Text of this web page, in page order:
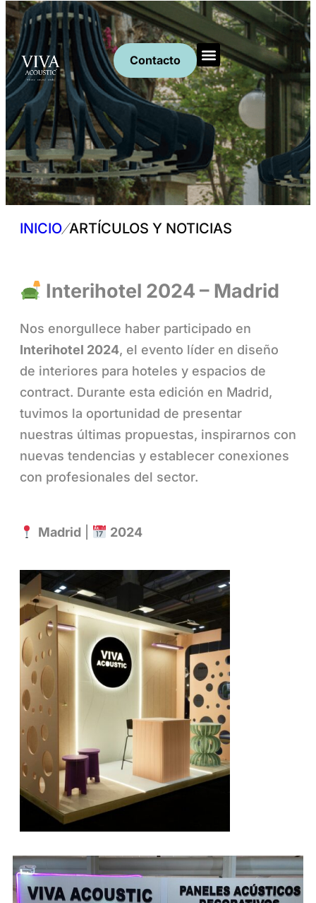
Contacto
INICIO/ARTÍCULOS Y NOTICIAS
Interihotel 2024 – Madrid
Nos enorgullece haber participado en
Interihotel 2024, el evento líder en diseño
de interiores para hoteles y espacios de
contract. Durante esta edición en Madrid,
tuvimos la oportunidad de presentar
nuestras últimas propuestas, inspirarnos con
nuevas tendencias y establecer conexiones
con profesionales del sector.
Madrid| 2024